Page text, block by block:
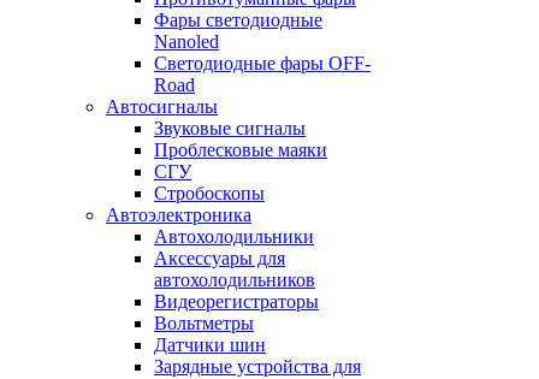
Фары светодиодные
Nanoled
Светодиодные фары OFF-
Road
Автосигналы
Звуковые сигналы
Проблесковые маяки
СГУ
Стробоскопы
Автоэлектроника
Автохолодильники
Аксессуары для
автохолодильников
Видеорегистраторы
Вольтметры
Датчики шин
Зарядные устройства для